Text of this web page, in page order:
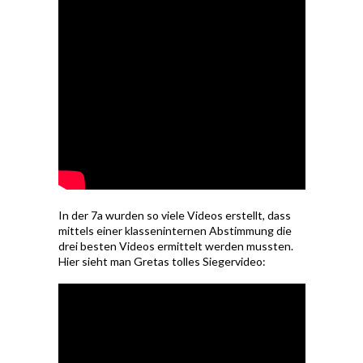
In der 7a wurden so viele Videos erstellt, dass
mittels einer klasseninternen Abstimmung die
drei besten Videos ermittelt werden mussten.
Hier sieht man Gretas tolles Siegervideo: